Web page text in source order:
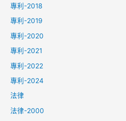
專利-2018
專利-2019
專利-2020
專利-2021
專利-2022
專利-2024
法律
法律-2000